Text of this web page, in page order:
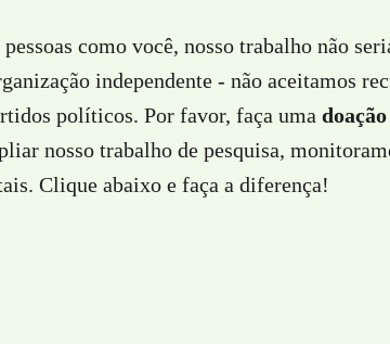
pessoas como você, nosso trabalho não
independente - não aceitamos
políticos. Por favor, faça uma
nosso trabalho de pesquisa,
Clique abaixo e faça a diferença!